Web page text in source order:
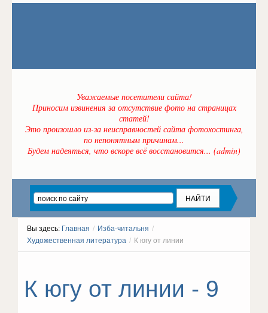
Уважаемые посетители сайта!
Приносим извинения за отсутствие фото на страницах
статей!
Это произошло из-за неисправностей сайта фотохостинга,
по непонятным причинам...
Будем надеяться, что вскоре всё восстановится... (admin)
Вы здесь: Главная / Изба-читальня /
Художественная литература / К югу от линии
К югу от линии - 9